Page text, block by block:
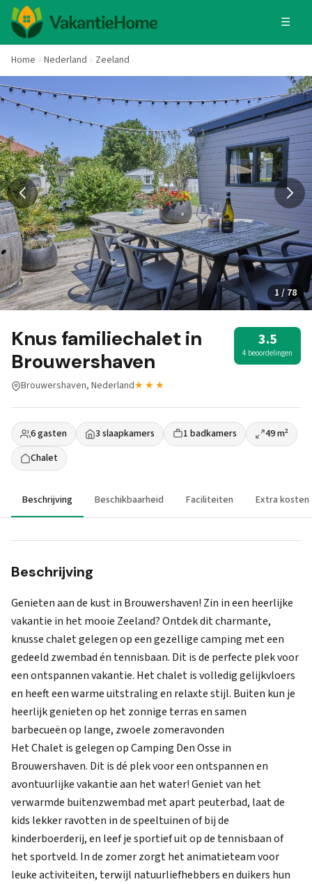
☰
Home Nederland Zeeland
1 / 78
Knus familiechalet in
Brouwershaven
3.5
4 beoordelingen
Brouwershaven, Nederland★★★
6 gasten 3 slaapkamers 1 badkamers
49 m²
Chalet
Beschrijving Beschikbaarheid Faciliteiten Extra kosten
Beschrijving
Genieten aan de kust in Brouwershaven! Zin in een heerlijke
vakantie in het mooie Zeeland? Ontdek dit charmante,
knusse chalet gelegen op een gezellige camping met een
gedeeld zwembad én tennisbaan. Dit is de perfecte plek voor
een ontspannen vakantie. Het chalet is volledig gelijkvloers
en heeft een warme uitstraling en relaxte stijl. Buiten kun je
heerlijk genieten op het zonnige terras en samen
barbecueën op lange, zwoele zomeravonden
Het Chalet is gelegen op Camping Den Osse in
Brouwershaven. Dit is dé plek voor een ontspannen en
avontuurlijke vakantie aan het water! Geniet van het
verwarmde buitenzwembad met apart peuterbad, laat de
kids lekker ravotten in de speeltuinen of bij de
kinderboerderij, en leef je sportief uit op de tennisbaan of
het sportveld. In de zomer zorgt het animatieteam voor
leuke activiteiten, terwijl natuurliefhebbers en duikers hun